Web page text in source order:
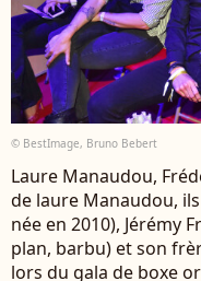
© BestImage, Bruno Bebert
Laure Manaudou,
de laure Manaudou,
née en 2010), Jérémy
plan, barbu) et son
lors du gala de boxe